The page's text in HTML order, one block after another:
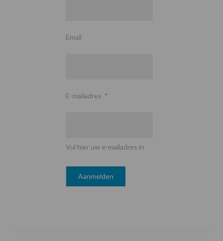
Email
E-mailadres *
Vul hier uw e-mailadres in